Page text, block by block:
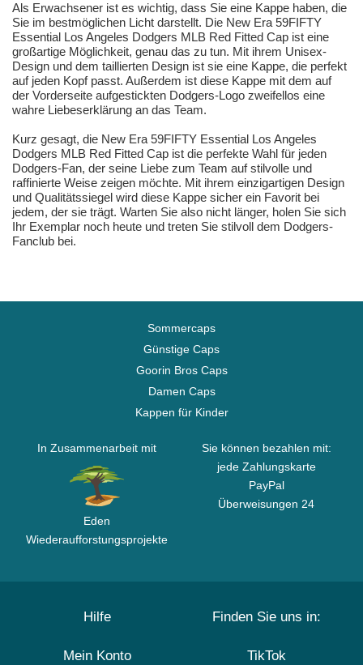
Als Erwachsener ist es wichtig, dass Sie eine Kappe haben, die
Sie im bestmöglichen Licht darstellt. Die New Era 59FIFTY
Essential Los Angeles Dodgers MLB Red Fitted Cap ist eine
großartige Möglichkeit, genau das zu tun. Mit ihrem Unisex-
Design und dem taillierten Design ist sie eine Kappe, die perfekt
auf jeden Kopf passt. Außerdem ist diese Kappe mit dem auf
der Vorderseite aufgestickten Dodgers-Logo zweifellos eine
wahre Liebeserklärung an das Team.
Kurz gesagt, die New Era 59FIFTY Essential Los Angeles
Dodgers MLB Red Fitted Cap ist die perfekte Wahl für jeden
Dodgers-Fan, der seine Liebe zum Team auf stilvolle und
raffinierte Weise zeigen möchte. Mit ihrem einzigartigen Design
und Qualitätssiegel wird diese Kappe sicher ein Favorit bei
jedem, der sie trägt. Warten Sie also nicht länger, holen Sie sich
Ihr Exemplar noch heute und treten Sie stilvoll dem Dodgers-
Fanclub bei.
Sommercaps
Günstige Caps
Goorin Bros Caps
Damen Caps
Kappen für Kinder
In Zusammenarbeit mit
Eden
Wiederaufforstungsprojekte
Sie können bezahlen mit:
jede Zahlungskarte
PayPal
Überweisungen 24
Hilfe
Mein Konto
Finden Sie uns in:
TikTok